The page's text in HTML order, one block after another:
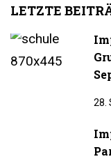
LETZTE
28.